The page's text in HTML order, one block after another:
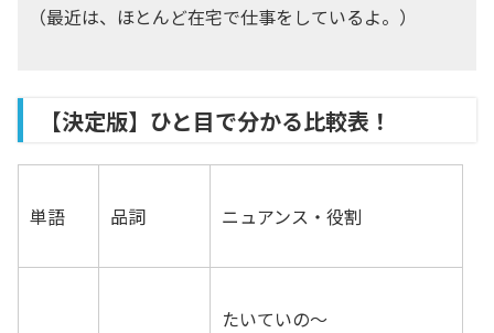
（最近は、ほとんど在宅で仕事をしているよ。）
【決定版】ひと目で分かる比較表！
単語 品詞 ニュアンス・役割
たいていの～